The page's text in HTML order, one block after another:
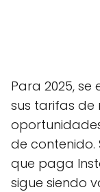
Para 2025,
sus tarifas de
de contenido.
que paga
sigue siendo